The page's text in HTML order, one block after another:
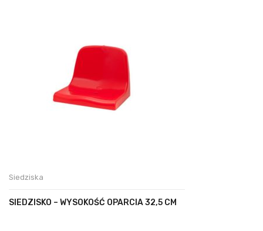
Siedziska
SIEDZISKO – WYSOKOŚĆ OPARCIA 32,5 CM